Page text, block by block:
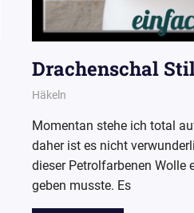
Drachenschal
20. Oktober 2015
Wollpoesie
Häkeln
Momentan stehe ich total
daher ist es nicht
dieser Petrolfarbenen Wolle
geben musste. Es